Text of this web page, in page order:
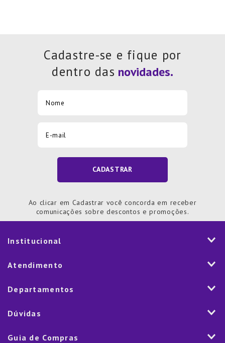
Cadastre-se e fique por
dentro das
CADASTRAR
Ao clicar em Cadastrar você concorda em receber
comunicações sobre descontos e promoções.
Institucional
História
Nossas Lojas
Marketplace
Atendimento
Fale Conosco
Departamentos
Mesa
Eletroportáteis
Dúvidas
Como Comprar
Guia de Compras